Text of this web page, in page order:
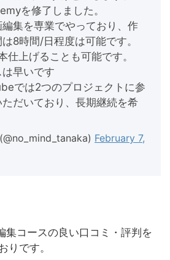
を修了しました。
集を専業でやっており、作
8時間/日程度は可能です。
仕上げることも可能です。
早いです
では2つのプロジェクトに参
だいており、長期継続を希
February 7,
コースの良い口コミ・評判を
りです。